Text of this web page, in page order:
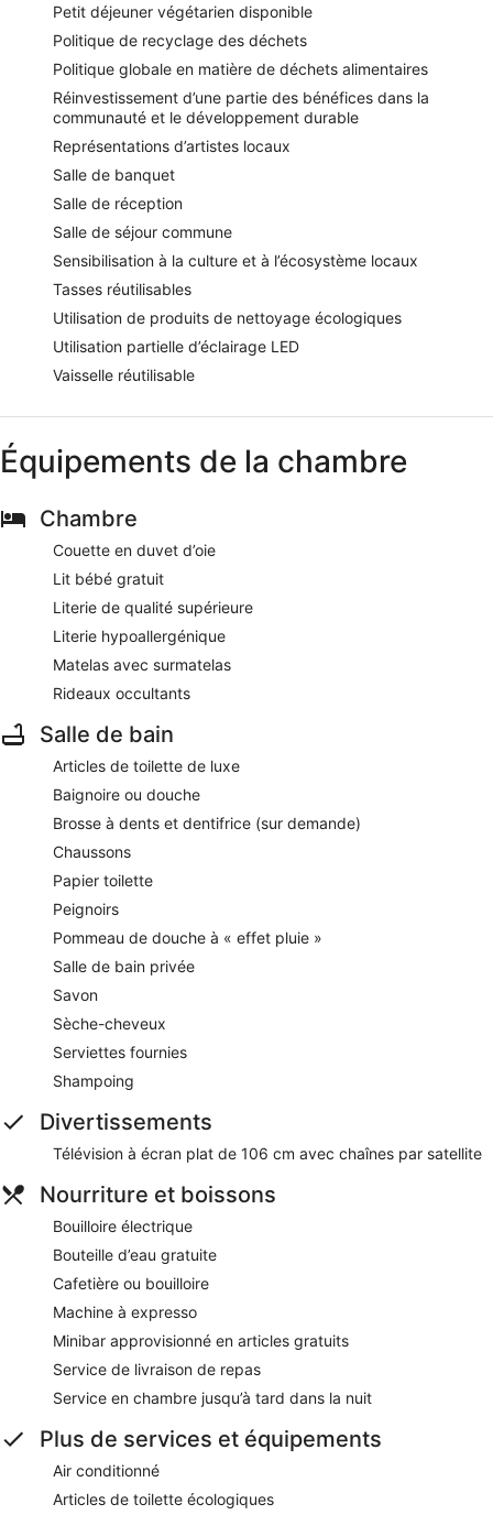
Petit déjeuner végétarien disponible
Politique de recyclage des déchets
Politique globale en matière de déchets alimentaires
Réinvestissement d’une partie des bénéfices dans la
communauté et le développement durable
Représentations d’artistes locaux
Salle de banquet
Salle de réception
Salle de séjour commune
Sensibilisation à la culture et à l’écosystème locaux
Tasses réutilisables
Utilisation de produits de nettoyage écologiques
Utilisation partielle d’éclairage LED
Vaisselle réutilisable
Équipements de la chambre
Chambre
Couette en duvet d’oie
Lit bébé gratuit
Literie de qualité supérieure
Literie hypoallergénique
Matelas avec surmatelas
Rideaux occultants
Salle de bain
Articles de toilette de luxe
Baignoire ou douche
Brosse à dents et dentifrice (sur demande)
Chaussons
Papier toilette
Peignoirs
Pommeau de douche à « effet pluie »
Salle de bain privée
Savon
Sèche-cheveux
Serviettes fournies
Shampoing
Divertissements
Télévision à écran plat de 106 cm avec chaînes par satellite
Nourriture et boissons
Bouilloire électrique
Bouteille d’eau gratuite
Cafetière ou bouilloire
Machine à expresso
Minibar approvisionné en articles gratuits
Service de livraison de repas
Service en chambre jusqu’à tard dans la nuit
Plus de services et équipements
Air conditionné
Articles de toilette écologiques